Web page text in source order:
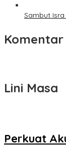
Sambut
Komentar
Lini Masa
Perkuat